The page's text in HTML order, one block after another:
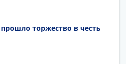
торжество в честь